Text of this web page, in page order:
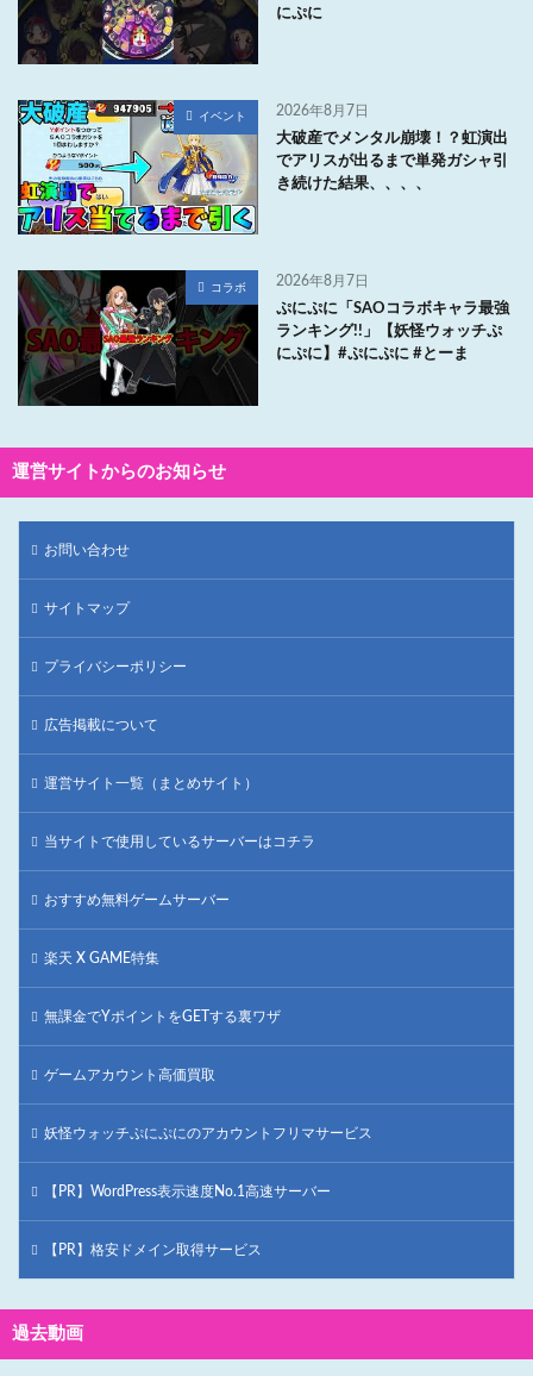
にぷに
イベント 2026年8月7日
大破産でメンタル崩壊！？虹演出
でアリスが出るまで単発ガシャ引
き続けた結果、、、、
コラボ 2026年8月7日
ぷにぷに「SAOコラボキャラ最強
ランキング!!」【妖怪ウォッチぷ
にぷに】#ぷにぷに #とーま
運営サイトからのお知らせ
お問い合わせ
サイトマップ
プライバシーポリシー
広告掲載について
運営サイト一覧（まとめサイト）
当サイトで使用しているサーバーはコチラ
おすすめ無料ゲームサーバー
楽天 X GAME特集
無課金でYポイントをGETする裏ワザ
ゲームアカウント高価買取
妖怪ウォッチぷにぷにのアカウントフリマサービス
【PR】WordPress表示速度No.1高速サーバー
【PR】格安ドメイン取得サービス
過去動画